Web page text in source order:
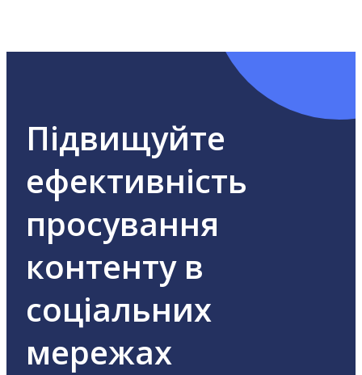
Підвищуйте
ефективність
просування
контенту в
соціальних
мережах